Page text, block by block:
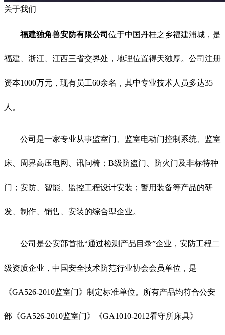
关于我们
福建独角兽安防有限公司 位于中国丹桂之乡福建浦城，是
福建、浙江、江西三省交界处，地理位置得天独厚。公司注册
资本1000万元，现有员工60余名，其中专业技术人员多达35
人。
公司是一家专业从事监室门、监室电动门控制系统、监室
床、周界高压电网、讯问椅；B级防盗门、防火门及非标特种
门；安防、智能、监控工程设计安装；警用装备等产品的研
发、制作、销售、安装的综合型企业。
公司是公安部首批“通过检测产品目录”企业，安防工程二
级资质企业，中国安全技术防范行业协会会员单位，是
《GA526-2010监室门》制定标准单位。所有产品均符合公安
部《GA526-2010监室门》《GA1010-2012看守所床具》